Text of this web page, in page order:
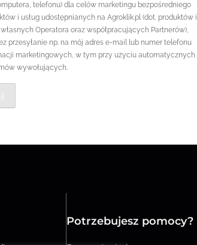
telefonu) dla celów marketingu bezpośredniego
i usług udostępnianych na Agroklik.pl (dot. produktów i
własnych Operatora oraz współpracujących Partnerów),
przesyłanie np. na mój adres e-mail lub numer telefonu
marketingowych, w tym przy użyciu automatycznych
wywołujących.
Potrzebujesz pomocy?